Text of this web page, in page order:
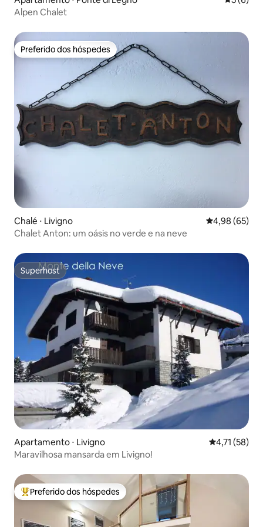
Alpen Chalet
Preferido dos hóspedes
Preferido dos hóspedes
Chalé ⋅ Livigno 4,98 de uma
4,98 (65)
Chalet Anton: um oásis no verde e na neve
Superhost
Superhost
Apartamento ⋅ Livigno 4,71 de uma
4,71 (58)
Maravilhosa mansarda em Livigno!
Entre os melhores preferidos dos hóspedes
Preferido dos hóspedes